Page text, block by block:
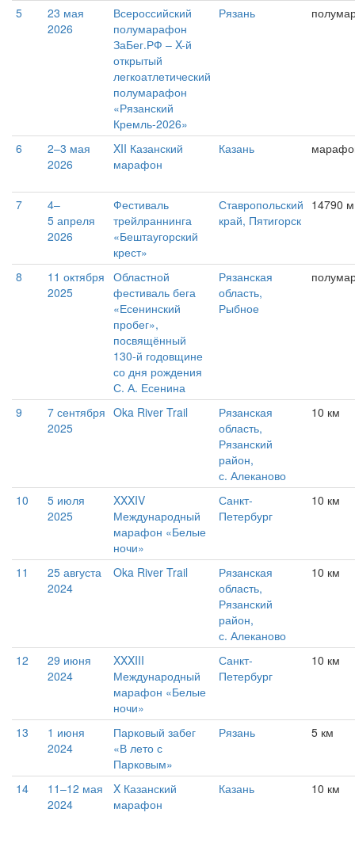
5
23 мая
2026
Всероссийский
полумарафон
ЗаБег.РФ – X-й
открытый
легкоатлетический
полумарафон
«Рязанский
Кремль-2026»
Рязань
6
2–3 мая
2026
XII Казанский
марафон
Казань
7
4–
5 апреля
2026
Фестиваль
трейлраннинга
«Бештаугорский
крест»
Ставропольский
край, Пятигорск
14790
8
11 октября
2025
Областной
фестиваль бега
«Есенинский
пробег»,
посвящённый
130-й годовщине
со дня рождения
С. А. Есенина
Рязанская
область,
Рыбное
9
7 сентября
2025
Oka River Trail
Рязанская
область,
Рязанский
район,
с. Алеканово
10 км
10
5 июля
2025
XXXIV
Международный
марафон «Белые
ночи»
Санкт-
Петербург
10 км
11
25 августа
2024
Oka River Trail
Рязанская
область,
Рязанский
район,
с. Алеканово
10 км
12
29 июня
2024
XXXIII
Международный
марафон «Белые
ночи»
Санкт-
Петербург
10 км
13
1 июня
2024
Парковый забег
«В лето с
Парковым»
Рязань 5 км
14
11–12 мая
2024
X Казанский
марафон
Казань 10 км